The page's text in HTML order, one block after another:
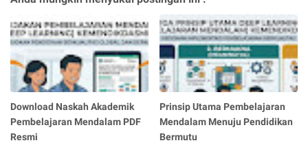
Download Naskah Akademik
Pembelajaran Mendalam PDF
Resmi
Prinsip Utama Pembelajaran
Mendalam Menuju Pendidikan
Bermutu